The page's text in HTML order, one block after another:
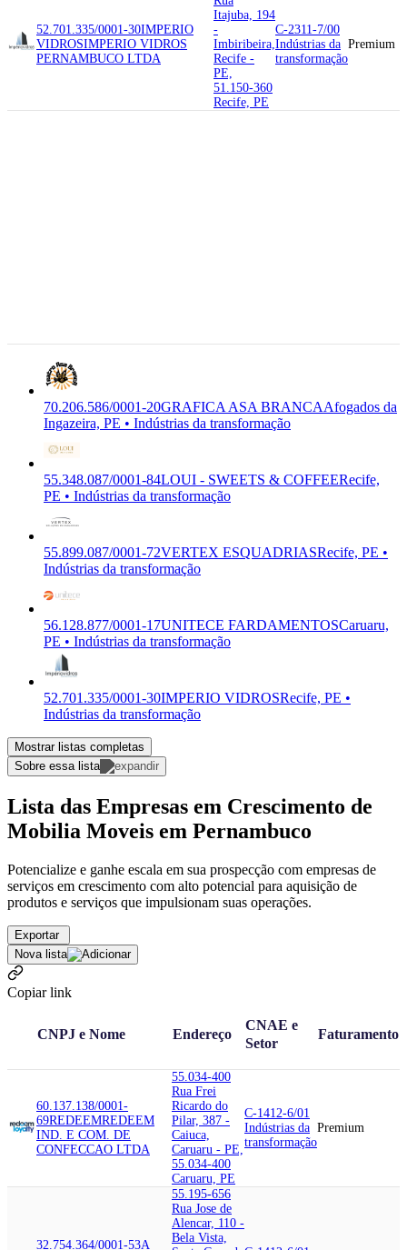
52.701.335/0001-30IMPERIO
VIDROSIMPERIO VIDROS
PERNAMBUCO LTDA
Itajuba, 194
-
Imbiribeira,
Recife -
PE,
51.150-360
Recife, PE
C-2311-7/00
Indústrias da
transformação
Premium
70.206.586/0001-20GRAFICA ASA BRANCAAfogados da
Ingazeira, PE • Indústrias da transformação
55.348.087/0001-84LOUI - SWEETS & COFFEERecife,
PE • Indústrias da transformação
55.899.087/0001-72VERTEX ESQUADRIASRecife, PE •
Indústrias da transformação
56.128.877/0001-17UNITECE FARDAMENTOSCaruaru,
PE • Indústrias da transformação
52.701.335/0001-30IMPERIO VIDROSRecife, PE •
Indústrias da transformação
Mostrar listas completas
Sobre essa lista
Lista das Empresas em Crescimento de
Mobilia Moveis em Pernambuco
Potencialize e ganhe escala em sua prospecção com empresas de
serviços em crescimento com alto potencial para aquisição de
produtos e serviços que impulsionam suas operações.
Exportar
Nova lista
Copiar link
CNPJ e Nome Endereço
CNAE e
Setor
Faturamento
60.137.138/0001-
69REDEEMREDEEM
IND. E COM. DE
CONFECCAO LTDA
55.034-400
Rua Frei
Ricardo do
Pilar, 387 -
Caiuca,
Caruaru - PE,
55.034-400
Caruaru, PE
C-1412-6/01
Indústrias da
transformação
Premium
32.754.364/0001-53A
55.195-656
Rua Jose de
Alencar, 110 -
Bela Vista,